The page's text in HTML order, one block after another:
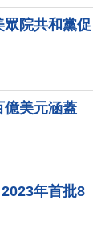
眾院共和黨促
億美元涵蓋
年首批8